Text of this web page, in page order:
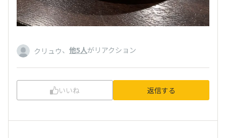
クリュウ、 他5人がリアクション
いいね 返信する